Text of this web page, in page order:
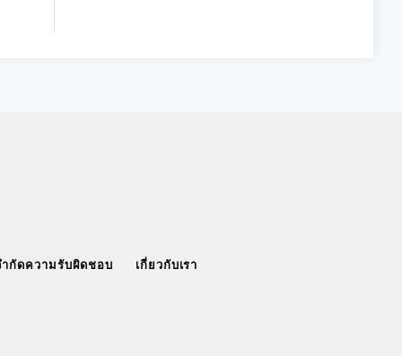
กัดความรับผิดชอบ เกี่ยวกับเรา